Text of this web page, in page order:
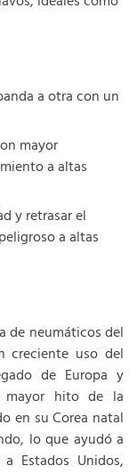
a otra con un
mayor
a altas
y retrasar el
a altas
de neumáticos del
creciente uso del
de Europa y
mayor hito de la
en su Corea natal
lo que ayudó a
Estados Unidos,